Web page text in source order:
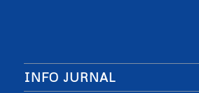
INFO JURNAL